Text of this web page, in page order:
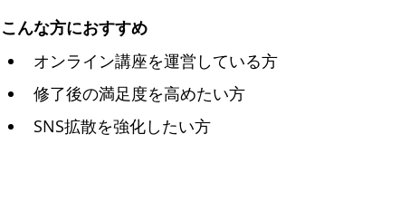
こんな方におすすめ
オンライン講座を運営している方
修了後の満足度を高めたい方
SNS拡散を強化したい方